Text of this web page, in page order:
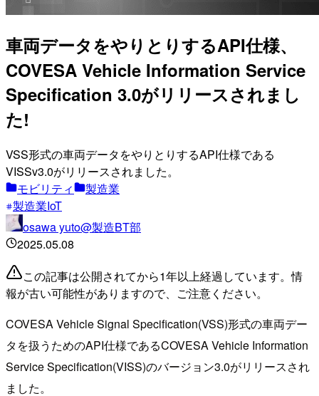
車両データをやりとりするAPI仕様、
COVESA Vehicle Information Service
Specification 3.0がリリースされまし
た!
VSS形式の車両データをやりとりするAPI仕様である
VISSv3.0がリリースされました。
モビリティ
製造業
製造業IoT
osawa yuto@製造BT部
2025.05.08
この記事は公開されてから1年以上経過しています。情
報が古い可能性がありますので、ご注意ください。
COVESA Vehicle Signal Specification(VSS)形式の車両デー
タを扱うためのAPI仕様であるCOVESA Vehicle Information
Service Specification(VISS)のバージョン3.0がリリースされ
ました。